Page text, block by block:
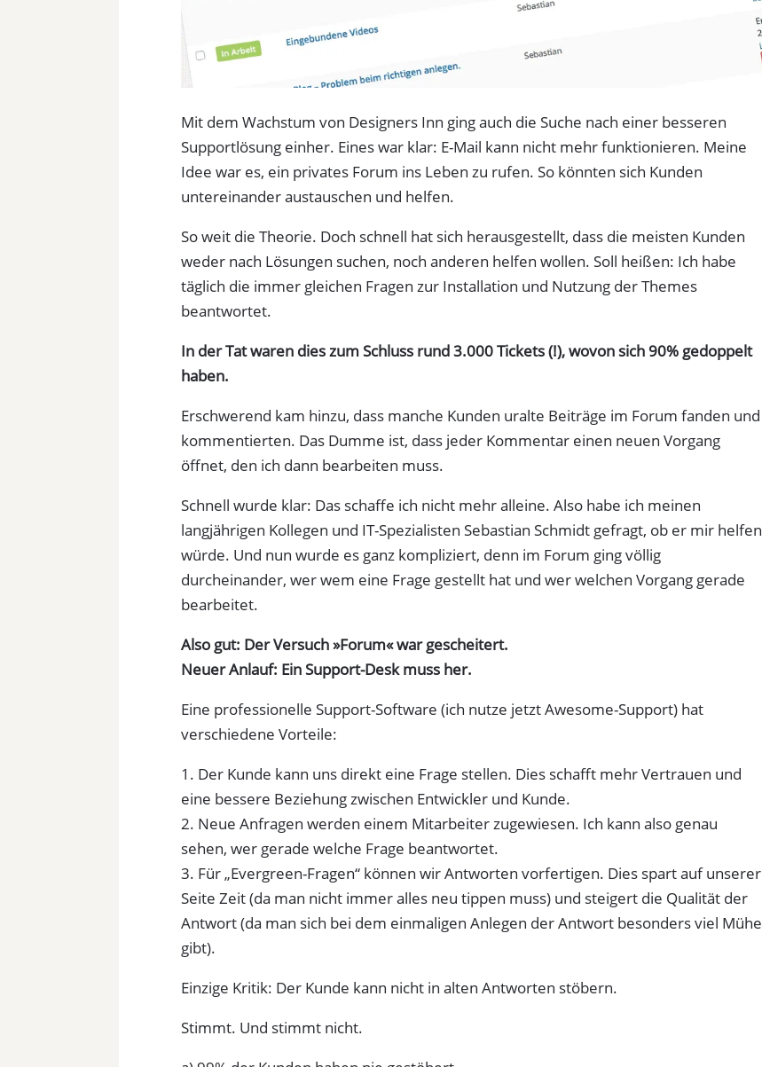
Mit dem Wachstum von Designers Inn ging auch die Suche nach einer besseren
Supportlösung einher. Eines war klar: E-Mail kann nicht mehr funktionieren. Meine
Idee war es, ein privates Forum ins Leben zu rufen. So könnten sich Kunden
untereinander austauschen und helfen.
So weit die Theorie. Doch schnell hat sich herausgestellt, dass die meisten Kunden
weder nach Lösungen suchen, noch anderen helfen wollen. Soll heißen: Ich habe
täglich die immer gleichen Fragen zur Installation und Nutzung der Themes
beantwortet.
In der Tat waren dies zum Schluss rund 3.000 Tickets (!), wovon sich 90% gedoppelt
haben.
Erschwerend kam hinzu, dass manche Kunden uralte Beiträge im Forum fanden und
kommentierten. Das Dumme ist, dass jeder Kommentar einen neuen Vorgang
öffnet, den ich dann bearbeiten muss.
Schnell wurde klar: Das schaffe ich nicht mehr alleine. Also habe ich meinen
langjährigen Kollegen und IT-Spezialisten Sebastian Schmidt gefragt, ob er mir helfen
würde. Und nun wurde es ganz kompliziert, denn im Forum ging völlig
durcheinander, wer wem eine Frage gestellt hat und wer welchen Vorgang gerade
bearbeitet.
Also gut: Der Versuch »Forum« war gescheitert.
Neuer Anlauf: Ein Support-Desk muss her.
Eine professionelle Support-Software (ich nutze jetzt Awesome-Support) hat
verschiedene Vorteile:
1. Der Kunde kann uns direkt eine Frage stellen. Dies schafft mehr Vertrauen und
eine bessere Beziehung zwischen Entwickler und Kunde.
2. Neue Anfragen werden einem Mitarbeiter zugewiesen. Ich kann also genau
sehen, wer gerade welche Frage beantwortet.
3. Für „Evergreen-Fragen“ können wir Antworten vorfertigen. Dies spart auf unserer
Seite Zeit (da man nicht immer alles neu tippen muss) und steigert die Qualität der
Antwort (da man sich bei dem einmaligen Anlegen der Antwort besonders viel Mühe
gibt).
Einzige Kritik: Der Kunde kann nicht in alten Antworten stöbern.
Stimmt. Und stimmt nicht.